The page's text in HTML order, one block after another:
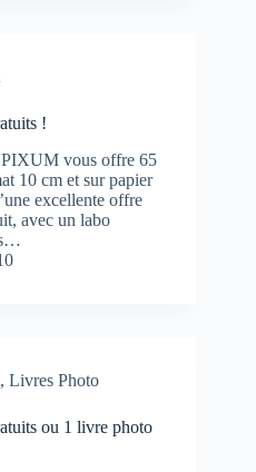
!
PIXUM vous offre 65
10 cm et sur papier
excellente offre
avec un labo
, Livres Photo
ou 1 livre photo